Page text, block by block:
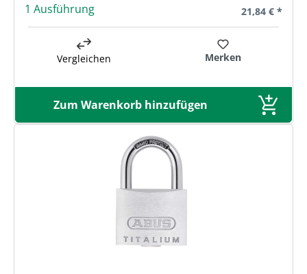
1 Ausführung Regulärer
21,84 € *
Vergleichen Merken
Zum Warenkorb hinzufügen